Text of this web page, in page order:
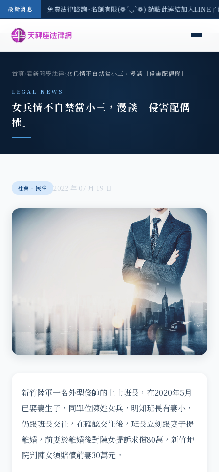
最新消息
-8/3(一) 現場免費法律諮詢~名額有限(❁´◡`❁) 請點此連結加入LINE
首頁›看新聞學法律›女兵情不自禁當小三，漫談［侵害配偶權］
LEGAL NEWS
女兵情不自禁當小三，漫談［侵害配偶
權］
社會‧民生 2022 年 07 月 19 日
新竹陸軍一名外型俊帥的上士班長，在2020年5月
已娶妻生子，同單位陳姓女兵，明知班長有妻小，
仍跟班長交往，在確認交往後，班長立刻跟妻子提
離婚，前妻於離婚後對陳女提訴求償80萬，新竹地
院判陳女須賠償前妻30萬元。